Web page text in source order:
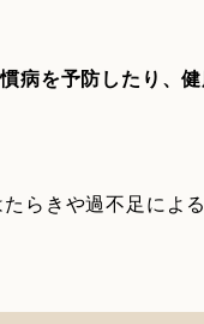
病を予防したり、
らきや過不足によ